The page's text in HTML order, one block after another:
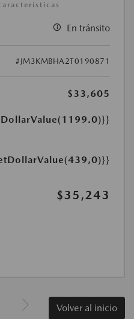
En tránsito
#JM3KMBHA2T0190871
$33,605
$35,243
Volver al inicio